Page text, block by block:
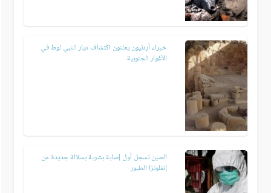
خبراء أردنيون يعلنون اكتشاف ديار النبي لوط في
الأغوار الجنوبية
الصين تسجل أول إصابة بشرية بسلالة جديدة من
إنفلونزا الطيور